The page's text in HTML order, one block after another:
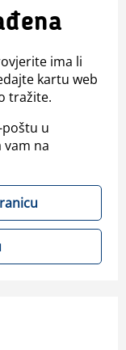
ima li
kartu web
tražite.
u
vam na